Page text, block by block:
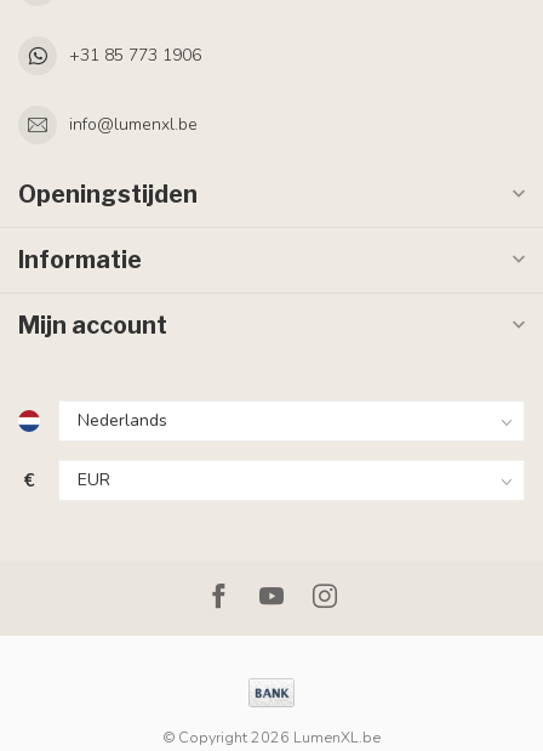
+31 85 773 1906
info@lumenxl.be
Openingstijden
Informatie
Mijn account
€
© Copyright 2026 LumenXL.be